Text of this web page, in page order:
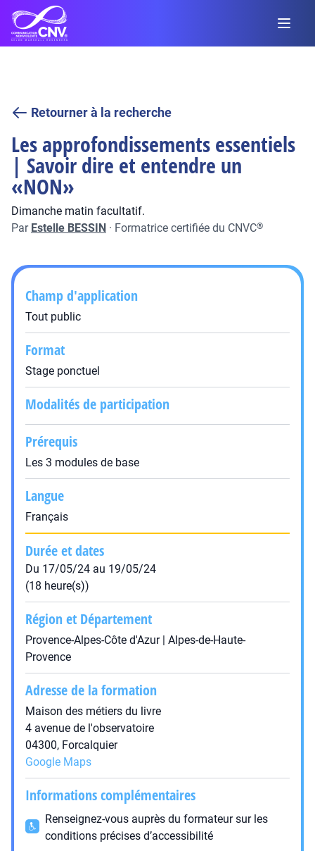
Retourner à la recherche
Les approfondissements essentiels
| Savoir dire et entendre un
«NON»
Dimanche matin facultatif.
Par Estelle BESSIN · Formatrice certifiée du CNVC®
Champ d'application
Tout public
Format
Stage ponctuel
Modalités de participation
Prérequis
Les 3 modules de base
Langue
Français
Durée et dates
Du 17/05/24 au 19/05/24
(18 heure(s))
Région et Département
Provence-Alpes-Côte d'Azur | Alpes-de-Haute-
Provence
Adresse de la formation
Maison des métiers du livre
4 avenue de l'observatoire
04300, Forcalquier
Google Maps
Informations complémentaires
Renseignez-vous auprès du formateur sur les
conditions précises d’accessibilité